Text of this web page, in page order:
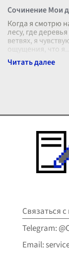
Сочинение Мои
Когда я смотрю
лесу, где
ветвях, я
ощущения, что я
Связаться
Telegram:
Email: